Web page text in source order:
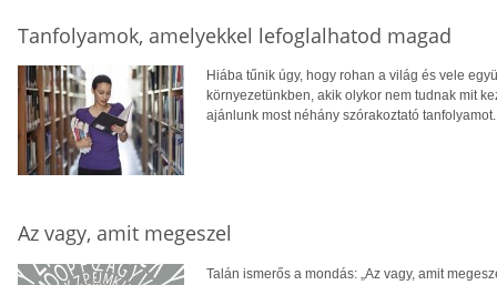
Tanfolyamok, amelyekkel lefoglalhatod magad
Hiába tűnik úgy, hogy rohan a világ és vele
környezetünkben, akik olykor nem tudnak mit
ajánlunk most néhány szórakoztató tanfolyamot.
Az vagy, amit megeszel
Talán ismerős a mondás: „Az vagy, amit